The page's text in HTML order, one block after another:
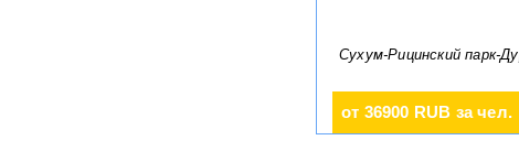
Сухум-Рицинский парк-
от 36900 RUB за чел.